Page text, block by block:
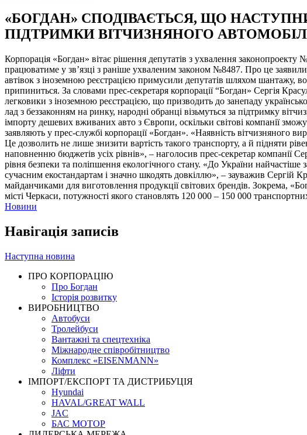
«БОГДАН» СПОДІВАЄТЬСЯ, ЩО
ПІДТРИМКИ ВІТЧИЗНЯНОГО
Корпорація «Богдан» вітає рішення депутатів з ухвалення
працюватиме у зв’язці з раніше ухваленим законом №8487. Про це
автівок з іноземною реєстрацією примусили депутатів шляхом шантажу,
припиниться. За словами прес-секретаря корпорації “Богдан» Сергія
легковики з іноземною реєстрацією, що призводить до занепаду
лад з беззаконням на ринку, народні обранці візьмуться за підтримку
імпорту дешевих вживаних авто з Європи, оскільки світові компанії
заявляють у прес-службі корпорації «Богдан». «Наявність вітчизняного
Це дозволить не лише знизити вартість такого транспорту, а й підняти
наповненню бюджетів усіх рівнів», – наголосив прес-секретар
рівня безпеки та поліпшення екологічного стану. «До України
сучасним екостандартам і значно шкодять довкіллю», – зауважив Сергій
майданчиками для виготовлення продукції світових брендів. Зокрема,
місті Черкаси, потужності якого становлять 120 000 – 150 000
Новини
Навігація записів
Наступна новина
ПРО КОРПОРАЦІЮ
Про Богдан
Історія розвитку
ВИРОБНИЦТВО
Автобуси
Тролейбуси
Вантажні та спецтехніка
Міжнародне співробітництво
Комплекс «EISENMANN»
Ліфти
ІМПОРТ/ЕКСПОРТ ТА ДИСТРИБУЦІЯ
Hyundai
HAVAL/GREAT WALL
JAC
БАС МОТОР